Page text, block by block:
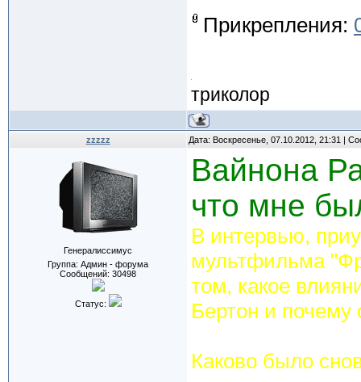
Прикрепления:
триколор
zzzzz Дата: Воскресенье, 07.10.2012, 21:31 |
Генералиссимус
Группа: Админ - форума
Сообщений: 30498
Статус:
Вайнона
что мне
В интервью,
мультфильма
том, какое
Бертон и почему
Каково было